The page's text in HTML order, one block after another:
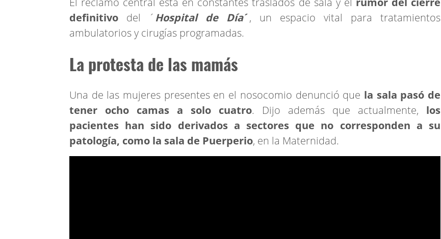
definitivo del ´ Hospital de Día´, un espacio vital para tratamientos
ambulatorios y cirugías programadas.
La protesta de las mamás
Una de las mujeres presentes en el nosocomio denunció que la sala pasó de
tener ocho camas a solo cuatro. Dijo además que actualmente, los
pacientes han sido derivados a sectores que no corresponden a su
patología, como la sala de Puerperio, en la Maternidad.